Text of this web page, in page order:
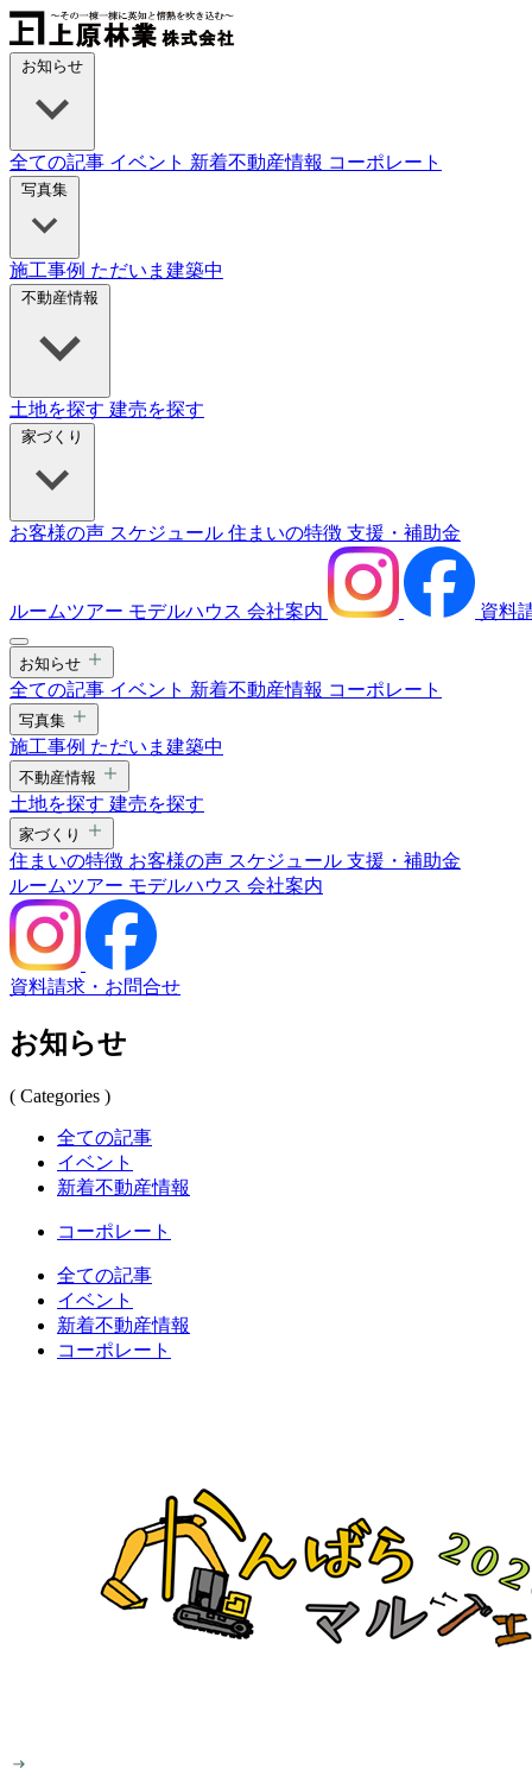
Skip
to
content
お知らせ
全ての記事 イベント 新着不動産情報 コーポレート
写真集
施工事例 ただいま建築中
不動産情報
土地を探す 建売を探す
家づくり
お客様の声 スケジュール 住まいの特徴 支援・補助金
ルームツアー モデルハウス 会社案内 資料
お知らせ
全ての記事 イベント 新着不動産情報 コーポレート
写真集
施工事例 ただいま建築中
不動産情報
土地を探す 建売を探す
家づくり
住まいの特徴 お客様の声 スケジュール 支援・補助金
ルームツアー モデルハウス 会社案内
資料請求・お問合せ
お知らせ
( Categories )
全ての記事
イベント
新着不動産情報
コーポレート
全ての記事
イベント
新着不動産情報
コーポレート